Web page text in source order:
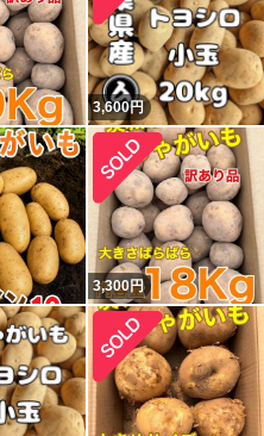
3,600円
3,300円